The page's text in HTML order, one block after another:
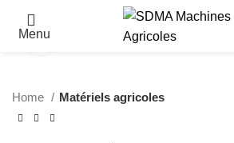
Menu Click to enlarge
Home Matériels agricoles